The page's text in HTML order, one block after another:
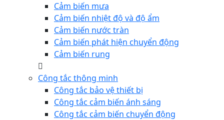
Cảm biến mưa
Cảm biến nhiệt độ và độ ẩm
Cảm biến nước tràn
Cảm biến phát hiện chuyển động
Cảm biến rung
Công tắc thông minh
Công tắc bảo vệ thiết bị
Công tắc cảm biến ánh sáng
Công tắc cảm biến chuyển động